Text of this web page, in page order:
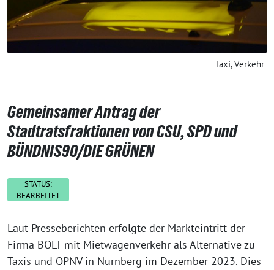
Taxi, Verkehr
Gemeinsamer Antrag der
Stadtratsfraktionen von CSU, SPD und
BÜNDNIS90/DIE GRÜNEN
STATUS:
BEARBEITET
Laut Presseberichten erfolgte der Markteintritt der
Firma BOLT mit Mietwagenverkehr als Alternative zu
Taxis und ÖPNV in Nürnberg im Dezember 2023. Dies